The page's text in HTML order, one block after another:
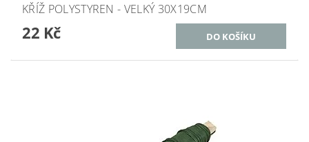
KŘÍŽ POLYSTYREN - VELKÝ 30X19CM
22 Kč